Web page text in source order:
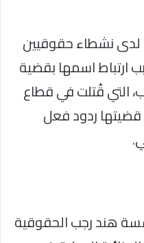
لدى نشطاء حقوقيين
ارتباط اسمها بقضية
التي قُتلت في قطاع
وأثارت قضيتها ردود فعل
مؤسسة هند رجب الحقوقية